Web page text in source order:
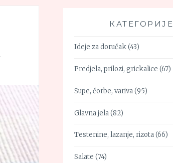
КАТЕГОРИЈЕ
Ideje za doručak(43)
Predjela, prilozi, grickalice (67)
Supe, čorbe, variva(95)
Glavna jela(82)
Testenine, lazanje, rizota(66)
Salate (74)